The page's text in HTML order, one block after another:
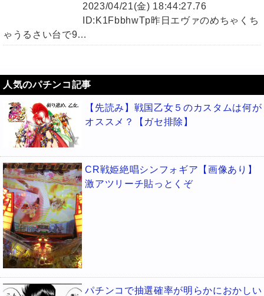
2023/04/21(金) 18:44:27.76
ID:K1FbbhwTp昨日エヴァのめちゃくち
ゃうるさい台で9…
人気のパチンコ記事
【先読み】戦国乙女５のカスタムは何が
オススメ？【ガセ排除】
CR戦姫絶唱シンフォギア【画像あり】
激アツリーチ貼っとくぞ
パチンコで抽選確率が明らかにおかしい